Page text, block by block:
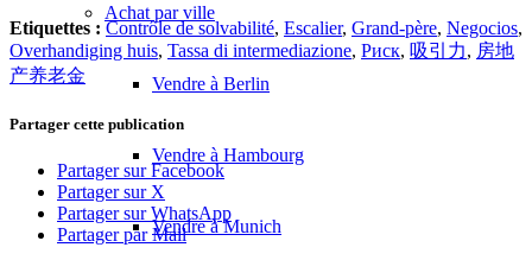
Achat par ville
Vendre à Berlin
Vendre à Hambourg
Vendre à Munich
Etiquettes : Contrôle de solvabilité, Escalier, Grand-père, Negocios,
Overhandiging huis, Tassa di intermediazione, Риск, 吸引力, 房地
产养老金
Partager cette publication
Partager sur Facebook
Partager sur X
Partager sur WhatsApp
Partager par Mail